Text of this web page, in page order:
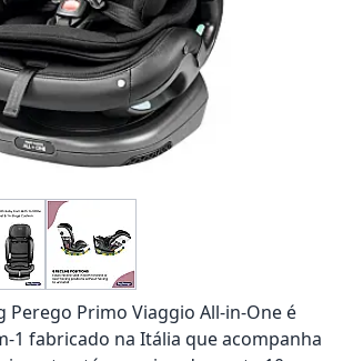
Perego Primo Viaggio All-in-One é
1 fabricado na Itália que acompanha